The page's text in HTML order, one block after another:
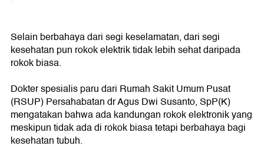
Selain berbahaya dari segi keselamatan, dari segi
kesehatan pun rokok elektrik tidak lebih sehat daripada
rokok biasa.
Dokter spesialis paru dari Rumah Sakit Umum Pusat
(RSUP) Persahabatan dr Agus Dwi Susanto, SpP(K)
mengatakan bahwa ada kandungan rokok elektronik yang
meskipun tidak ada di rokok biasa tetapi berbahaya bagi
kesehatan tubuh.